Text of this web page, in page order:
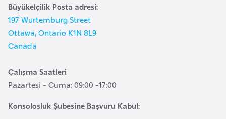
Büyükelçilik Posta adresi:
197 Wurtemburg Street
Ottawa, Ontario K1N 8L9
Canada
Çalışma Saatleri
Pazartesi - Cuma: 09:00 -17:00
Konsolosluk Şubesine Başvuru Kabul:
a
h
r
e
n
B